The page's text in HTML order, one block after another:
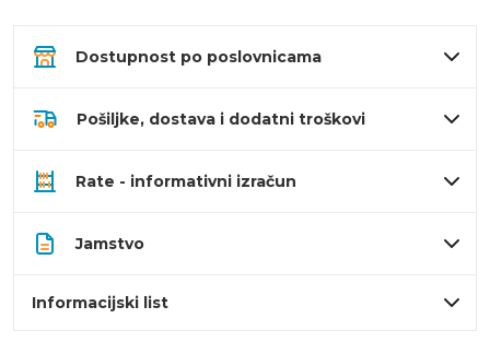
Dostupnost po poslovnicama
Pošiljke, dostava i dodatni troškovi
Rate - informativni izračun
Jamstvo
Informacijski list